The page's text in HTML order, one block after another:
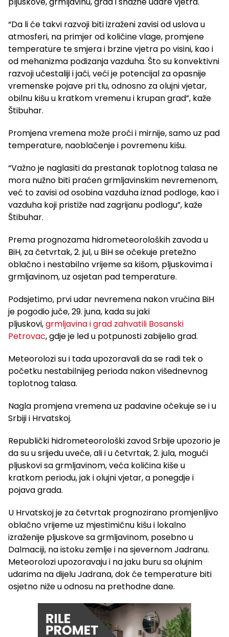
“Da li će takvi razvoji biti izraženi zavisi od uslova u
atmosferi, na primjer od količine vlage, promjene
temperature te smjera i brzine vjetra po visini, kao i
od mehanizma podizanja vazduha. Što su konvektivni
razvoji učestaliji i jači, veći je potencijal za opasnije
vremenske pojave pri tlu, odnosno za olujni vjetar,
obilnu kišu u kratkom vremenu i krupan grad”, kaže
Štibuhar.
Promjena vremena može proći i mirnije, samo uz pad
temperature, naoblačenje i povremenu kišu.
“Važno je naglasiti da prestanak toplotnog talasa ne
mora nužno biti praćen grmljavinskim nevremenom,
već to zavisi od osobina vazduha iznad podloge, kao i
vazduha koji pristiže nad zagrijanu podlogu”, kaže
Štibuhar.
Prema prognozama hidrometeoroloških zavoda u
BiH, za četvrtak, 2. jul, u BiH se očekuje pretežno
oblačno i nestabilno vrijeme sa kišom, pljuskovima i
grmljavinom, uz osjetan pad temperature.
Podsjetimo, prvi udar nevremena nakon vrućina BiH
je pogodio juče, 29. juna, kada su jaki
pljuskovi,grmljavina i grad zahvatili Bosanski
Petrovac, gdje je led u potpunosti zabijelio grad.
Meteorolozi su i tada upozoravali da se radi tek o
početku nestabilnijeg perioda nakon višednevnog
toplotnog talasa.
Nagla promjena vremena uz padavine očekuje se i u
Srbiji i Hrvatskoj.
Republički hidrometeorološki zavod Srbije upozorio je
da su u srijedu uveče, ali i u četvrtak, 2. jula, mogući
pljuskovi sa grmljavinom, veća količina kiše u
kratkom periodu, jak i olujni vjetar, a ponegdje i
pojava grada.
U Hrvatskoj je za četvrtak prognozirano promjenljivo
oblačno vrijeme uz mjestimičnu kišu i lokalno
izraženije pljuskove sa grmljavinom, posebno u
Dalmaciji, na istoku zemlje i na sjevernom Jadranu.
Meteorolozi upozoravaju i na jaku buru sa olujnim
udarima na dijelu Jadrana, dok će temperature biti
osjetno niže u odnosu na prethodne dane.